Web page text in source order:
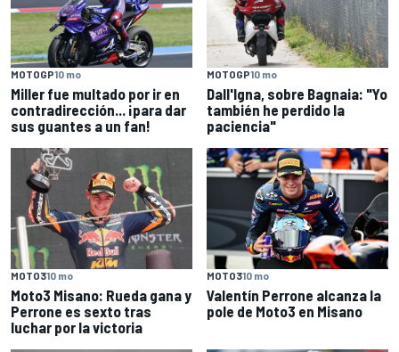
MOTOGP10 mo
Miller fue multado por ir en
contradirección... ¡para dar
sus guantes a un fan!
MOTOGP10 mo
Dall'Igna, sobre Bagnaia: "Yo
también he perdido la
paciencia"
MOTO310 mo
Moto3 Misano: Rueda gana y
Perrone es sexto tras
luchar por la victoria
MOTO310 mo
Valentín Perrone alcanza la
pole de Moto3 en Misano